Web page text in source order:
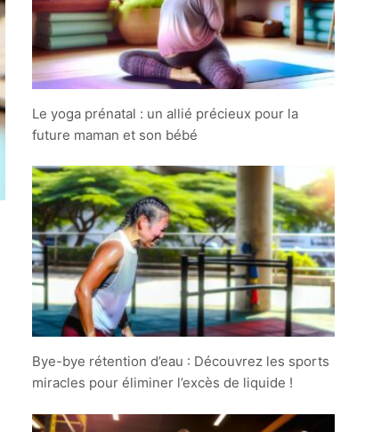
Le yoga prénatal : un allié précieux pour la
future maman et son bébé
Bye-bye rétention d’eau : Découvrez les sports
miracles pour éliminer l’excès de liquide !